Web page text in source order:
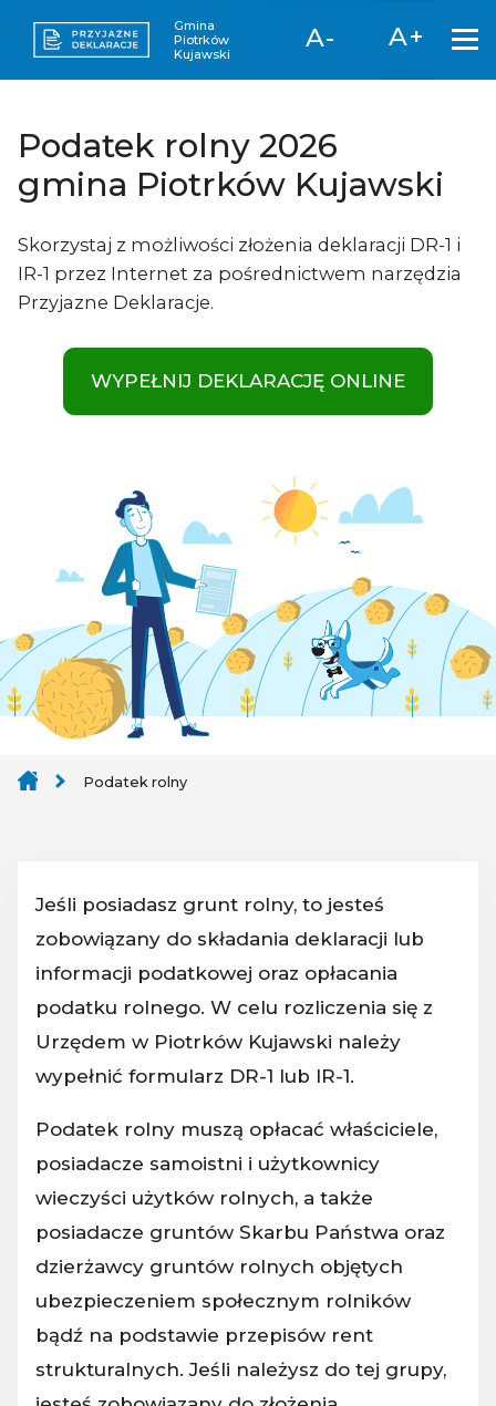
Gmina
Piotrków
Kujawski
A- A+
Podatek rolny 2026
gmina Piotrków Kujawski
Skorzystaj z możliwości złożenia deklaracji DR-1 i
IR-1 przez Internet za pośrednictwem narzędzia
Przyjazne Deklaracje.
WYPEŁNIJ DEKLARACJĘ ONLINE
Podatek rolny
Jeśli posiadasz grunt rolny, to jesteś
zobowiązany do składania deklaracji lub
informacji podatkowej oraz opłacania
podatku rolnego. W celu rozliczenia się z
Urzędem w Piotrków Kujawski należy
wypełnić formularz DR-1 lub IR-1.
Podatek rolny muszą opłacać właściciele,
posiadacze samoistni i użytkownicy
wieczyści użytków rolnych, a także
posiadacze gruntów Skarbu Państwa oraz
dzierżawcy gruntów rolnych objętych
ubezpieczeniem społecznym rolników
bądź na podstawie przepisów rent
strukturalnych. Jeśli należysz do tej grupy,